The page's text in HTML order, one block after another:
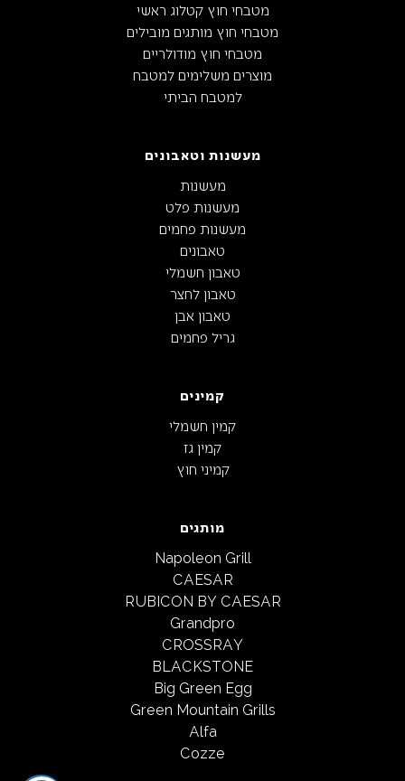
מטבחי חוץ קטלוג ראשי
מטבחי חוץ מותגים מובילים
מטבחי חוץ מודולריים
מוצרים משלימים למטבח
למטבח הביתי
מעשנות וטאבונים
מעשנות
מעשנות פלט
מעשנות פחמים
טאבונים
טאבון חשמלי
טאבון לחצר
טאבון אבן
גריל פחמים
קמינים
קמין חשמלי
קמין גז
קמיני חוץ
מותגים
Napoleon Grill
CAESAR
RUBICON BY CAESAR
Grandpro
CROSSRAY
BLACKSTONE
Big Green Egg
Green Mountain Grills
Alfa
Cozze